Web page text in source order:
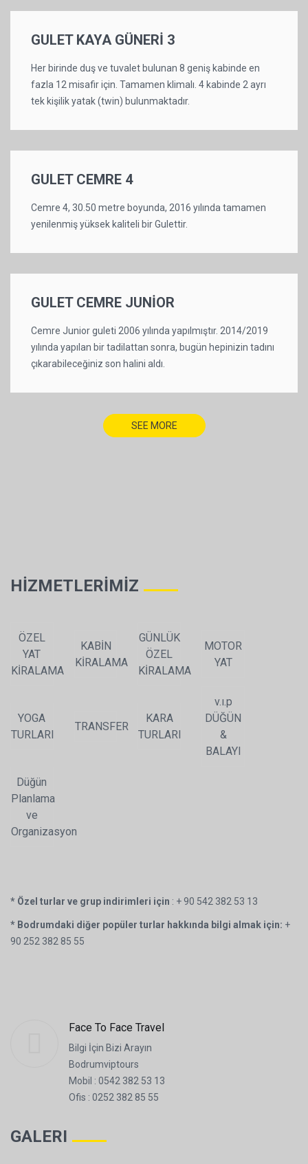
GULET KAYA GÜNERİ 3
Her birinde duş ve tuvalet bulunan 8 geniş kabinde en
fazla 12 misafir için. Tamamen klimalı. 4 kabinde 2 ayrı
tek kişilik yatak (twin) bulunmaktadır.
GULET CEMRE 4
Cemre 4, 30.50 metre boyunda, 2016 yılında tamamen
yenilenmiş yüksek kaliteli bir Gulettir.
GULET CEMRE JUNİOR
Cemre Junior guleti 2006 yılında yapılmıştır. 2014/2019
yılında yapılan bir tadilattan sonra, bugün hepinizin tadını
çıkarabileceğiniz son halini aldı.
SEE MORE
HİZMETLERİMİZ
ÖZEL
YAT
KİRALAMA
KABİN
KİRALAMA
GÜNLÜK
ÖZEL
KİRALAMA
MOTOR
YAT
YOGA
TURLARI
TRANSFER
KARA
TURLARI
v.ı.p
DÜĞÜN
&
BALAYI
Düğün
Planlama
ve
Organizasyon
* Özel turlar ve grup indirimleri için : + 90 542 382 53 13
* Bodrumdaki diğer popüler turlar hakkında bilgi almak için: +
90 252 382 85 55
Face To Face Travel
Bilgi İçin Bizi Arayın
Bodrumviptours
Mobil : 0542 382 53 13
Ofis : 0252 382 85 55
GALERI